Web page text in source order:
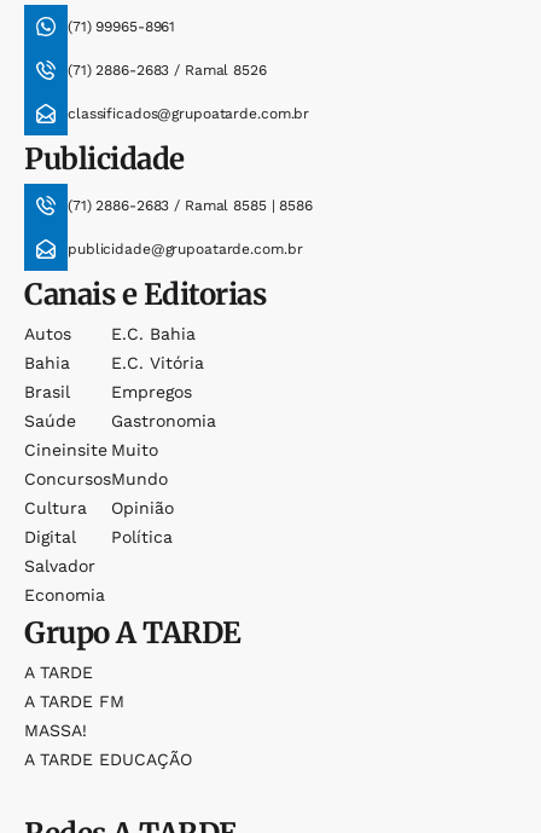
(71) 99965-8961
(71) 2886-2683 / Ramal 8526
classificados@grupoatarde.com.br
Publicidade
(71) 2886-2683 / Ramal 8585 | 8586
publicidade@grupoatarde.com.br
Canais e Editorias
Autos
Bahia
Brasil
Saúde
Cineinsite
Concursos
Cultura
Digital
Salvador
Economia
E.c. Bahia
E.c. Vitória
Empregos
Gastronomia
Muito
Mundo
Opinião
Política
GrupoA TARDE
A TARDE
A TARDE FM
MASSA!
A TARDE EDUCAÇÃO